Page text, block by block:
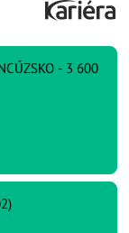
- 3 600